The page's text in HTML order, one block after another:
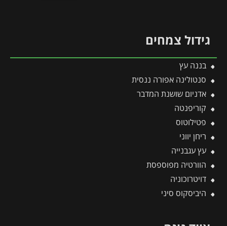
גידול צמחים
בננה עץ
סנטולינה אפורה ננסית
אדניום שושנת המדבר
קוריפנטה
פטילוטוס
ריחן יווני
עץ עגבנייה
הוורטיה מפוספסת
דויטרוכוניה
היביסקוס סיני